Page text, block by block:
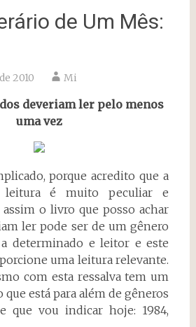
de Um Mês:
2010 Mi
deveriam ler pelo menos
uma vez
porque acredito que a
leitura é muito peculiar e
o livro que posso achar
ler pode ser de um gênero
determinado e leitor e este
uma leitura relevante.
com esta ressalva tem um
está para além de gêneros
que vou indicar hoje: 1984,